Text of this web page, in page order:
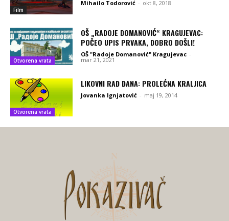
Film
Mihailo Todorović - okt 8, 2018
Otvorena vrata
OŠ „RADOJE DOMANOVIĆ“ KRAGUJEVAC:
POČEO UPIS PRVAKA, DOBRO DOŠLI!
OŠ "Radoje Domanović" Kragujevac -
mar 21, 2021
Otvorena vrata
LIKOVNI RAD DANA: PROLEĆNA KRALJICA
Jovanka Ignjatović - maj 19, 2014